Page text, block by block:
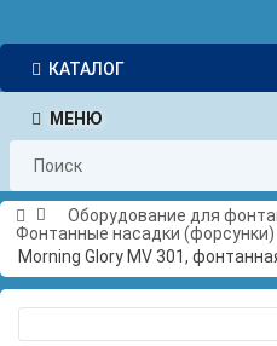
КАТАЛОГ
МЕНЮ
Оборудование для
Фонтанные насадки (форсунки)
Morning Glory MV 301,